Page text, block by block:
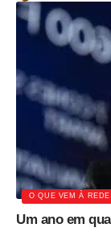
O QUE VEM À REDE
Um ano em